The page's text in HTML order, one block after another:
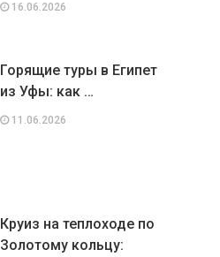
16.06.2026
Горящие туры в Египет
из Уфы: как …
11.06.2026
Круиз на теплоходе по
Золотому кольцу: